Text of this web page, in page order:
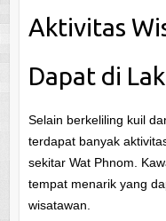
Aktivitas
Dapat di
Selain berkeliling kuil
terdapat banyak
sekitar Wat Phnom.
tempat menarik yang
wisatawan.